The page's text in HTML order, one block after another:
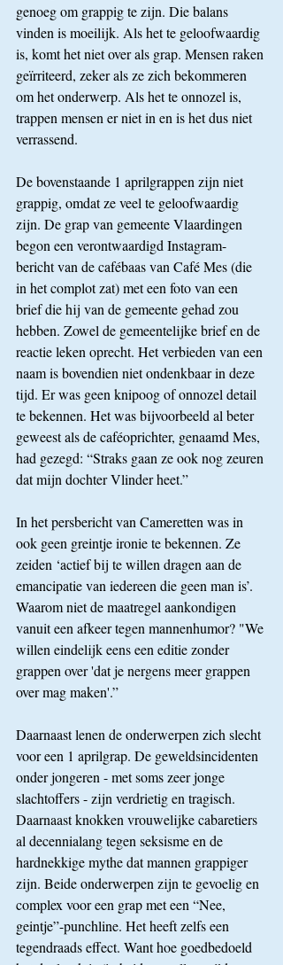
genoeg om grappig te zijn. Die balans
vinden is moeilijk. Als het te geloofwaardig
is, komt het niet over als grap. Mensen raken
geïrriteerd, zeker als ze zich bekommeren
om het onderwerp. Als het te onnozel is,
trappen mensen er niet in en is het dus niet
verrassend.
De bovenstaande 1 aprilgrappen zijn niet
grappig, omdat ze veel te geloofwaardig
zijn. De grap van gemeente Vlaardingen
begon een verontwaardigd Instagram-
bericht van de cafébaas van Café Mes (die
in het complot zat) met een foto van een
brief die hij van de gemeente gehad zou
hebben. Zowel de gemeentelijke brief en de
reactie leken oprecht. Het verbieden van een
naam is bovendien niet ondenkbaar in deze
tijd. Er was geen knipoog of onnozel detail
te bekennen. Het was bijvoorbeeld al beter
geweest als de caféoprichter, genaamd Mes,
had gezegd: “Straks gaan ze ook nog zeuren
dat mijn dochter Vlinder heet.”
In het persbericht van Cameretten was in
ook geen greintje ironie te bekennen. Ze
zeiden ‘actief bij te willen dragen aan de
emancipatie van iedereen die geen man is’.
Waarom niet de maatregel aankondigen
vanuit een afkeer tegen mannenhumor? "We
willen eindelijk eens een editie zonder
grappen over 'dat je nergens meer grappen
over mag maken'.”
Daarnaast lenen de onderwerpen zich slecht
voor een 1 aprilgrap. De geweldsincidenten
onder jongeren - met soms zeer jonge
slachtoffers - zijn verdrietig en tragisch.
Daarnaast knokken vrouwelijke cabaretiers
al decennialang tegen seksisme en de
hardnekkige mythe dat mannen grappiger
zijn. Beide onderwerpen zijn te gevoelig en
complex voor een grap met een “Nee,
geintje”-punchline. Het heeft zelfs een
tegendraads effect. Want hoe goedbedoeld